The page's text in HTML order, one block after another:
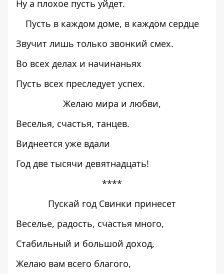
Ну а плохое пусть уйдет.
Пусть в каждом доме, в каждом сердце
Звучит лишь только звонкий смех.
Во всех делах и начинаньях
Пусть всех преследует успех.
Желаю мира и любви,
Веселья, счастья, танцев.
Виднеется уже вдали
Год две тысячи девятнадцать!
****
Пускай год Свинки принесет
Веселье, радость, счастья много,
Стабильный и большой доход,
Желаю вам всего благого,